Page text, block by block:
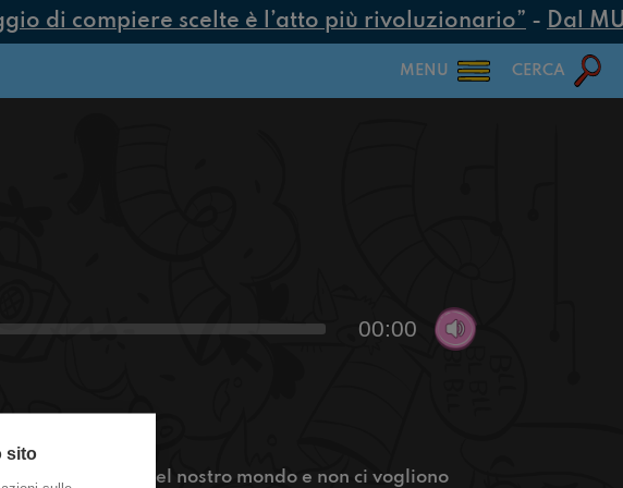
di compiere scelte è l’atto più rivoluzionario”- Dal
MENU CERCA
00:00
sul futuro del nostro mondo e non ci vogliono
sito